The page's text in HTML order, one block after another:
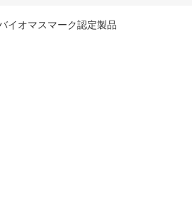
イオマスマーク認定製品